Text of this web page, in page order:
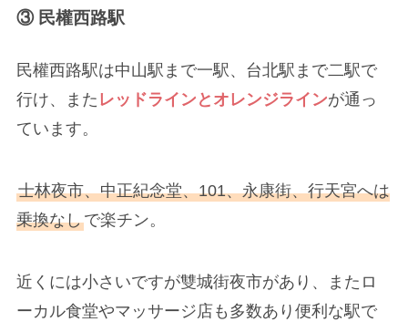
③ 民權西路駅
民權西路駅は中山駅まで一駅、台北駅まで二駅で
行け、また レッドラインとオレンジラインが通っ
ています。
士林夜市、中正紀念堂、101、永康街、行天宮へは
乗換なしで楽チン。
近くには小さいですが雙城街夜市があり、またロ
ーカル食堂やマッサージ店も多数あり便利な駅で